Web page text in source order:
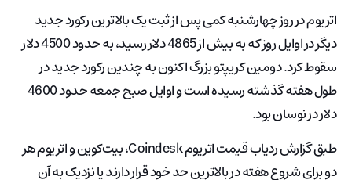
اتریوم در روز چهارشنبه کمی پس از ثبت یک بالاترین رکورد جدید
دیگر در اوایل روز که به بیش از 4865 دلار رسید، به حدود 4500 دلار
سقوط کرد. دومین کریپتو بزرگ اکنون به چندین رکورد جدید در
طول هفته گذشته رسیده است و اوایل صبح جمعه حدود 4600
دلار در نوسان بود.
طبق گزارش ردیاب قیمت اتریوم Coindesk، بیت‌کوین و اتریوم هر
دو برای شروع هفته در بالاترین حد خود قرار دارند یا نزدیک به آن